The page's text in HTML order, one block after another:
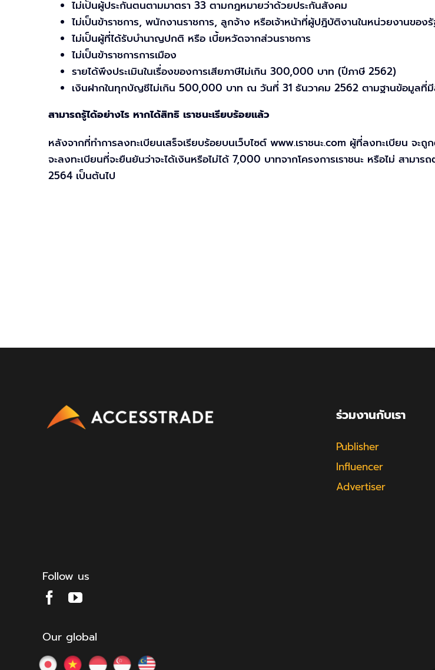
ไม่เป็นผู้ประกันตนตามมาตรา 33 ตามกฎหมายว่าด้วยประกันสังคม
ไม่เป็นข้าราชการ, พนักงานราชการ, ลูกจ้าง หรือเจ้าหน้าที่ผู้ปฎิบัติงานในหน่วยงานขอ
ไม่เป็นผู้ที่ได้รับบำนาญปกติ หรือ เบี้ยหวัดจากส่วนราชการ
ไม่เป็นข้าราชการการเมือง
รายได้พึงประเมินในเรื่องของการเสียภาษีไม่เกิน 300,000 บาท (ปีภาษี 2562)
เงินฝากในทุกบัญชีไม่เกิน 500,000 บาท ณ วันที่ 31 ธันวาคม 2562 ตามฐานข้อมูลที่
สามารถรู้ได้อย่างไร หากได้สิทธิ เราชนะเรียบร้อยแล้ว
หลังจากที่ทำการลงทะเบียนเสร็จเรียบร้อยบนเว็บไซต์ www.เราชนะ.com ผู้ที่ลงทะเบียน จ
จะลงทะเบียนที่จะยืนยันว่าจะได้เงินหรือไม่ได้ 7,000 บาทจากโครงการเราชนะ หรือไม่ สาม
2564 เป็นต้นไป
Follow us
ร่วมงานกับเรา
Publisher
Influencer
Advertiser
Our global